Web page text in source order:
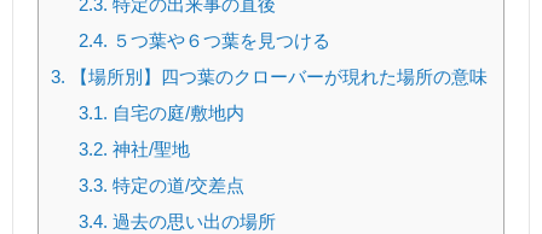
2.3. 特定の出来事の直後
2.4. ５つ葉や６つ葉を見つける
3. 【場所別】四つ葉のクローバーが現れた場所の意味
3.1. 自宅の庭/敷地内
3.2. 神社/聖地
3.3. 特定の道/交差点
3.4. 過去の思い出の場所